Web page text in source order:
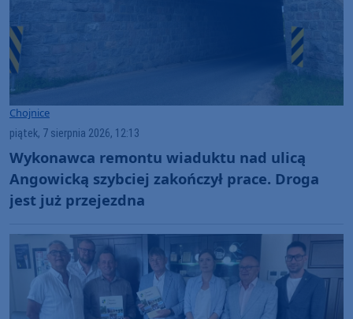
Chojnice
piątek, 7 sierpnia 2026, 12:13
Wykonawca remontu wiaduktu nad ulicą
Angowicką szybciej zakończył prace. Droga
jest już przejezdna